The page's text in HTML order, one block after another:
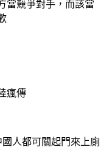
當競爭對手，而該當
瘋傳
國人都可關起門來上廁